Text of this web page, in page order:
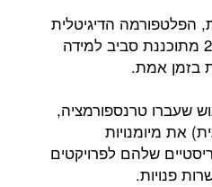
הפלטפורמה הדיגיטלית
של משאבי האנוש לשנת 2026 מתוכננת סביב למידה
בזמן אמת.
שעברו טרנספורמציה,
את מיומנויות
שלהם לפרויקטים
פנויות.